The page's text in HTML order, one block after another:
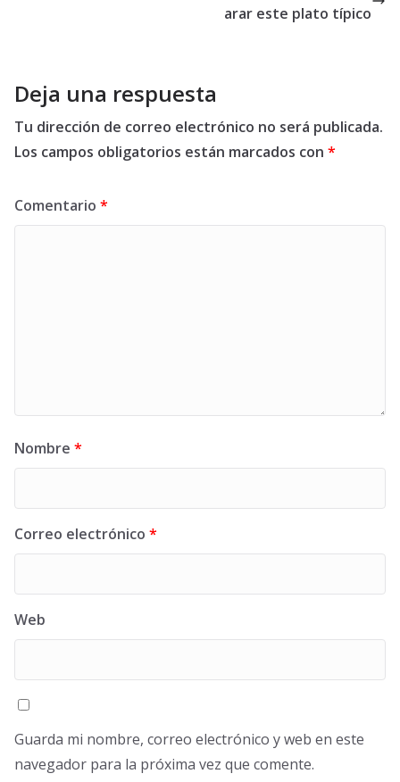
arar este plato típico
Deja una respuesta
Tu dirección de correo electrónico no será publicada.
Los campos obligatorios están marcados con *
Comentario *
Nombre *
Correo electrónico *
Web
Guarda mi nombre, correo electrónico y web en este
navegador para la próxima vez que comente.